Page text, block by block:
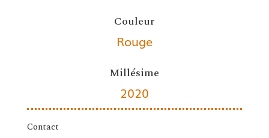
Couleur
Rouge
Millésime
2020
Contact